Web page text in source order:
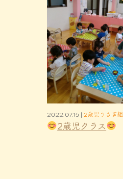
2022.07.15 | 2歳児うさぎ組
2歳児クラス